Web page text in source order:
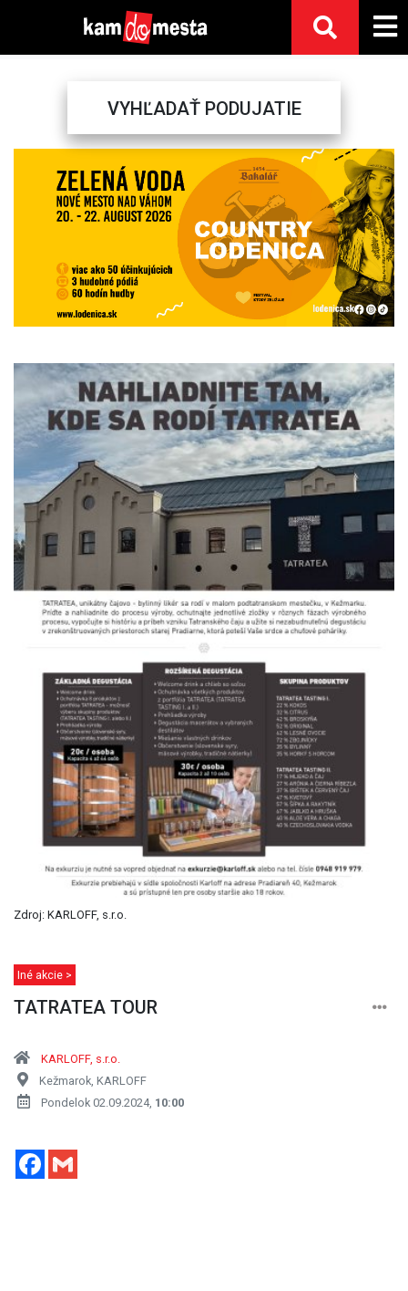
VYHĽADAŤ PODUJATIE
Next
Zdroj: KARLOFF, s.r.o.
Iné akcie >
TATRATEA TOUR
KARLOFF, s.r.o.
Kežmarok, KARLOFF
Pondelok 02.09.2024, 10:00
Facebook